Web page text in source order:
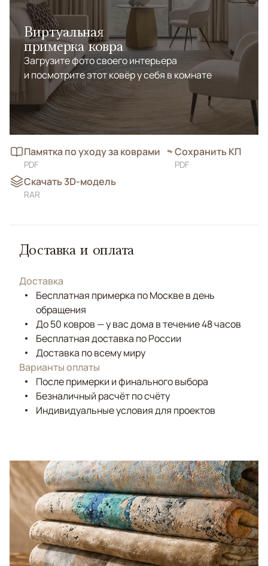
Виртуальная
примерка ковра
Загрузите фото своего интерьера
и посмотрите этот ковёр у себя в комнате
Памятка по уходу за коврами
PDF
Сохранить КП
PDF
Скачать 3D-модель
RAR
Доставка и оплата
Доставка
Бесплатная примерка по Москве в день
обращения
До 50 ковров — у вас дома в течение 48 часов
Бесплатная доставка по России
Доставка по всему миру
Варианты оплаты
После примерки и финального выбора
Безналичный расчёт по счёту
Индивидуальные условия для проектов